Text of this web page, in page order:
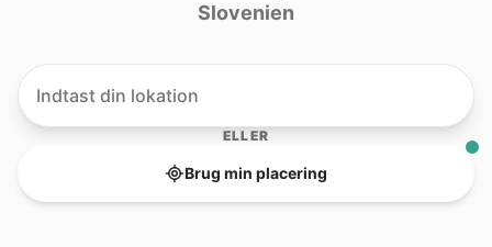
Slovenien
ELLER
Brug min placering